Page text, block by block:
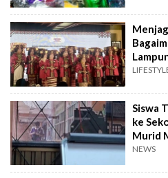
Siswa
ke
Murid
NEWS